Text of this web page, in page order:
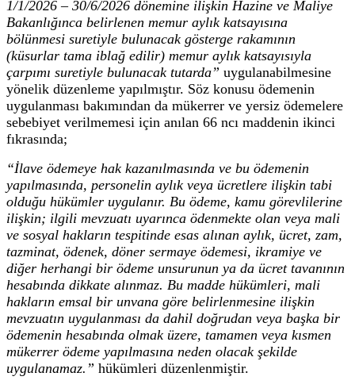
1/1/2026 – 30/6/2026 dönemine ilişkin Hazine ve Maliye
Bakanlığınca belirlenen memur aylık katsayısına
bölünmesi suretiyle bulunacak gösterge rakamının
(küsurlar tama iblağ edilir) memur aylık katsayısıyla
çarpımı suretiyle bulunacak tutarda” uygulanabilmesine
yönelik düzenleme yapılmıştır. Söz konusu ödemenin
uygulanması bakımından da mükerrer ve yersiz ödemelere
sebebiyet verilmemesi için anılan 66 ncı maddenin ikinci
fıkrasında;
“İlave ödemeye hak kazanılmasında ve bu ödemenin
yapılmasında, personelin aylık veya ücretlere ilişkin tabi
olduğu hükümler uygulanır. Bu ödeme, kamu görevlilerine
ilişkin; ilgili mevzuatı uyarınca ödenmekte olan veya mali
ve sosyal hakların tespitinde esas alınan aylık, ücret, zam,
tazminat, ödenek, döner sermaye ödemesi, ikramiye ve
diğer herhangi bir ödeme unsurunun ya da ücret tavanının
hesabında dikkate alınmaz. Bu madde hükümleri, mali
hakların emsal bir unvana göre belirlenmesine ilişkin
mevzuatın uygulanması da dahil doğrudan veya başka bir
ödemenin hesabında olmak üzere, tamamen veya kısmen
mükerrer ödeme yapılmasına neden olacak şekilde
uygulanamaz.” hükümleri düzenlenmiştir.